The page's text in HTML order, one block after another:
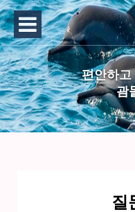
편안하고
괌
질